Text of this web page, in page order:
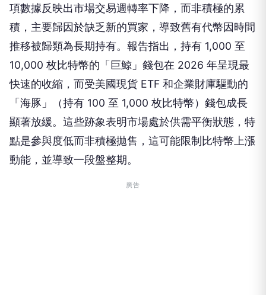
項數據反映出市場交易週轉率下降，而非積極的累
積，主要歸因於缺乏新的買家，導致舊有代幣因時間
推移被歸類為長期持有。報告指出，持有 1,000 至
10,000 枚比特幣的「巨鯨」錢包在 2026 年呈現最
快速的收縮，而受美國現貨 ETF 和企業財庫驅動的
「海豚」（持有 100 至 1,000 枚比特幣）錢包成長
顯著放緩。這些跡象表明市場處於供需平衡狀態，特
點是參與度低而非積極拋售，這可能限制比特幣上漲
動能，並導致一段盤整期。
廣告